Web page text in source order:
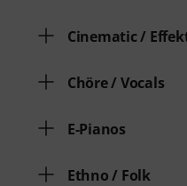
Cinematic /
Chöre / Vocals
E-Pianos
Ethno / Folk